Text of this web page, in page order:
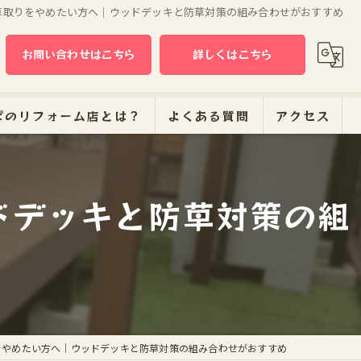
りをやめたい方へ｜ウッドデッキと防草対策の組み合わせがおすすめ
お問い合わせはこちら 詳しくはこちら
リフォーム店とは？ よくある質問 アクセス
ッキと防草対策の組
めたい方へ｜ウッドデッキと防草対策の組み合わせがおすすめ